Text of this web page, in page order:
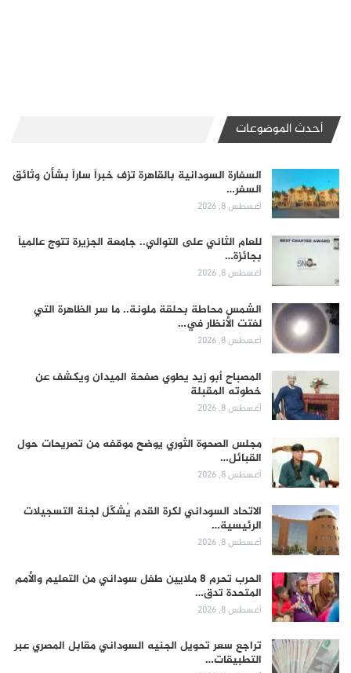
أحدث الموضوعات
السفارة السودانية بالقاهرة تزف خبراً ساراً بشأن وثائق
السفر…
أغسطس 8, 2026
للعام الثاني على التوالي.. جامعة الجزيرة تتوج عالمياً
بجائزة…
أغسطس 8, 2026
الشمس محاطة بحلقة ملونة.. ما سر الظاهرة التي
لفتت الأنظار في…
أغسطس 8, 2026
المصباح أبو زيد يطوي صفحة الميدان ويكشف عن
خطوته المقبلة
أغسطس 8, 2026
مجلس الصحوة الثوري يوضح موقفه من تصريحات حول
القبائل…
أغسطس 8, 2026
الاتحاد السوداني لكرة القدم يُشكّل لجنة التسجيلات
الرئيسية…
أغسطس 8, 2026
الحرب تحرم 8 ملايين طفل سوداني من التعليم والأمم
المتحدة تدق…
أغسطس 8, 2026
تراجع سعر تحويل الجنيه السوداني مقابل المصري عبر
التطبيقات…